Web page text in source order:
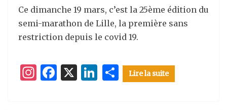
Ce dimanche 19 mars, c’est la 25ème édition du
semi-marathon de Lille, la première sans
restriction depuis le covid 19.
I
F
X
Li P
ar
Lire la suite